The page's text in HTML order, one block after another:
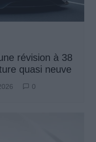
révision à 38
quasi neuve
0